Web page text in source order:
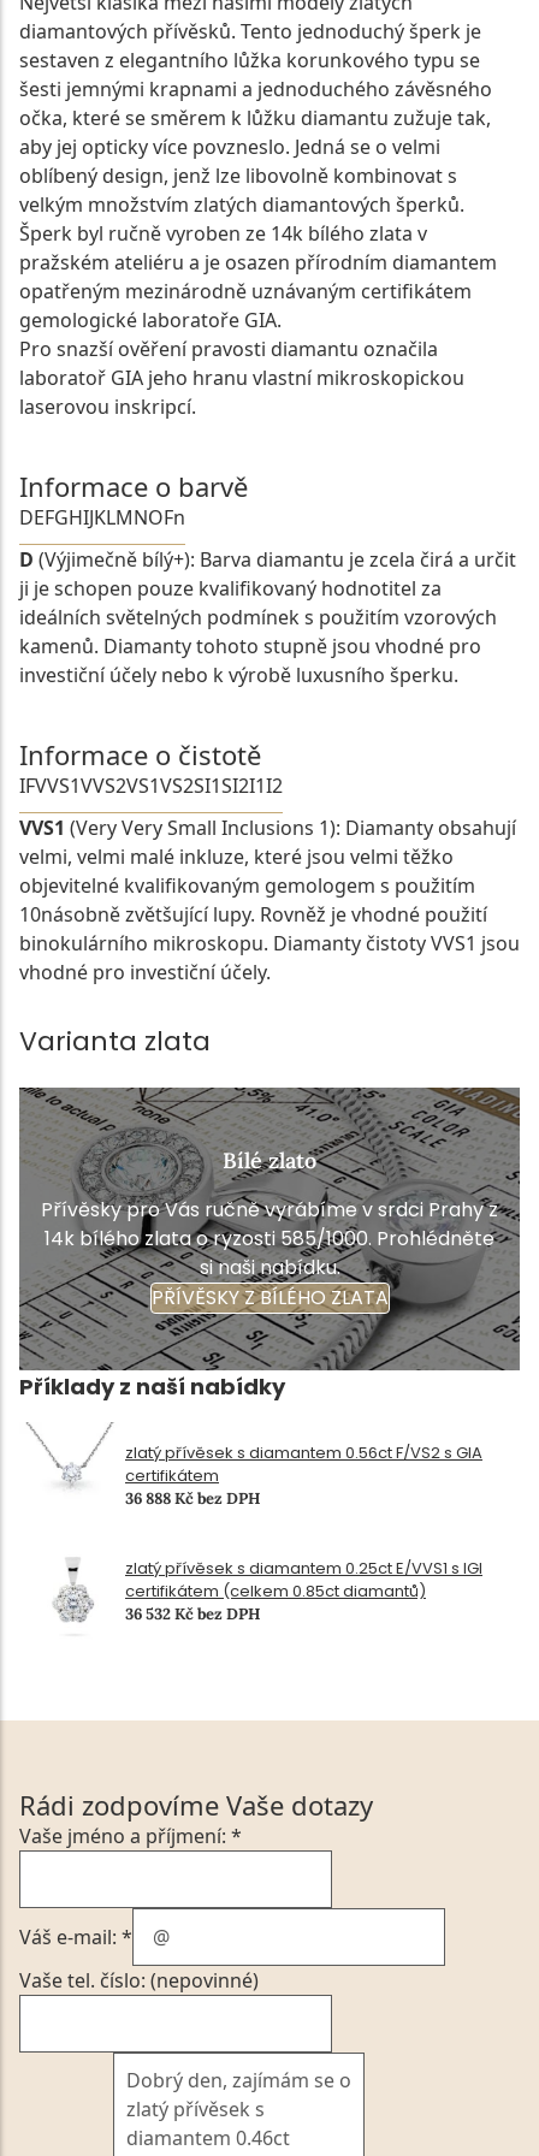
diamantových přívěsků. Tento jednoduchý šperk je
sestaven z elegantního lůžka korunkového typu se
šesti jemnými krapnami a jednoduchého závěsného
očka, které se směrem k lůžku diamantu zužuje tak,
aby jej opticky více povzneslo. Jedná se o velmi
oblíbený design, jenž lze libovolně kombinovat s
velkým množstvím zlatých diamantových šperků.
Šperk byl ručně vyroben ze 14k bílého zlata v
pražském ateliéru a je osazen přírodním diamantem
opatřeným mezinárodně uznávaným certifikátem
gemologické laboratoře GIA.
Pro snazší ověření pravosti diamantu označila
laboratoř GIA jeho hranu vlastní mikroskopickou
laserovou inskripcí.
Informace o barvě
DEFGHIJKLMNOFn
D (Výjimečně bílý+): Barva diamantu je zcela čirá a určit
ji je schopen pouze kvalifikovaný hodnotitel za
ideálních světelných podmínek s použitím vzorových
kamenů. Diamanty tohoto stupně jsou vhodné pro
investiční účely nebo k výrobě luxusního šperku.
Informace o čistotě
IFVVS1VVS2VS1VS2SI1SI2I1I2
VVS1 (Very Very Small Inclusions 1): Diamanty obsahují
velmi, velmi malé inkluze, které jsou velmi těžko
objevitelné kvalifikovaným gemologem s použitím
10násobně zvětšující lupy. Rovněž je vhodné použití
binokulárního mikroskopu. Diamanty čistoty VVS1 jsou
vhodné pro investiční účely.
Varianta zlata
Bílé zlato
Přívěsky pro Vás ručně vyrábíme v srdci Prahy z
14k bílého zlata o ryzosti 585/1000. Prohlédněte
si naši nabídku.
PŘÍVĚSKY Z BÍLÉHO ZLATA
Příklady z naší nabídky
zlatý přívěsek s diamantem 0.56ct F/VS2 s GIA
certifikátem
36 888 Kč bez DPH
zlatý přívěsek s diamantem 0.25ct E/VVS1 s IGI
certifikátem (celkem 0.85ct diamantů)
36 532 Kč bez DPH
Rádi zodpovíme Vaše dotazy
Vaše jméno a příjmení: *
Váš e-mail: *
Vaše tel. číslo: (nepovinné)